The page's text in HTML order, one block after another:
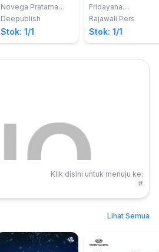
Informatika
Novega Pratama
Adiputra
Deepublish
Stok: 1/1
Manual dan
Aplikasi
Komputer
Statistik)
Fridayana
Yudiaatmaja
Rajawali Pers
Stok: 1/1
Klik disini untuk menuju ke:
#
Lihat Semua